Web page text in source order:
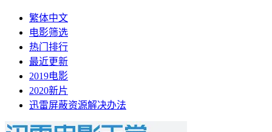
繁体中文
电影筛选
热门排行
最近更新
2019电影
2020新片
迅雷屏蔽资源解决办法